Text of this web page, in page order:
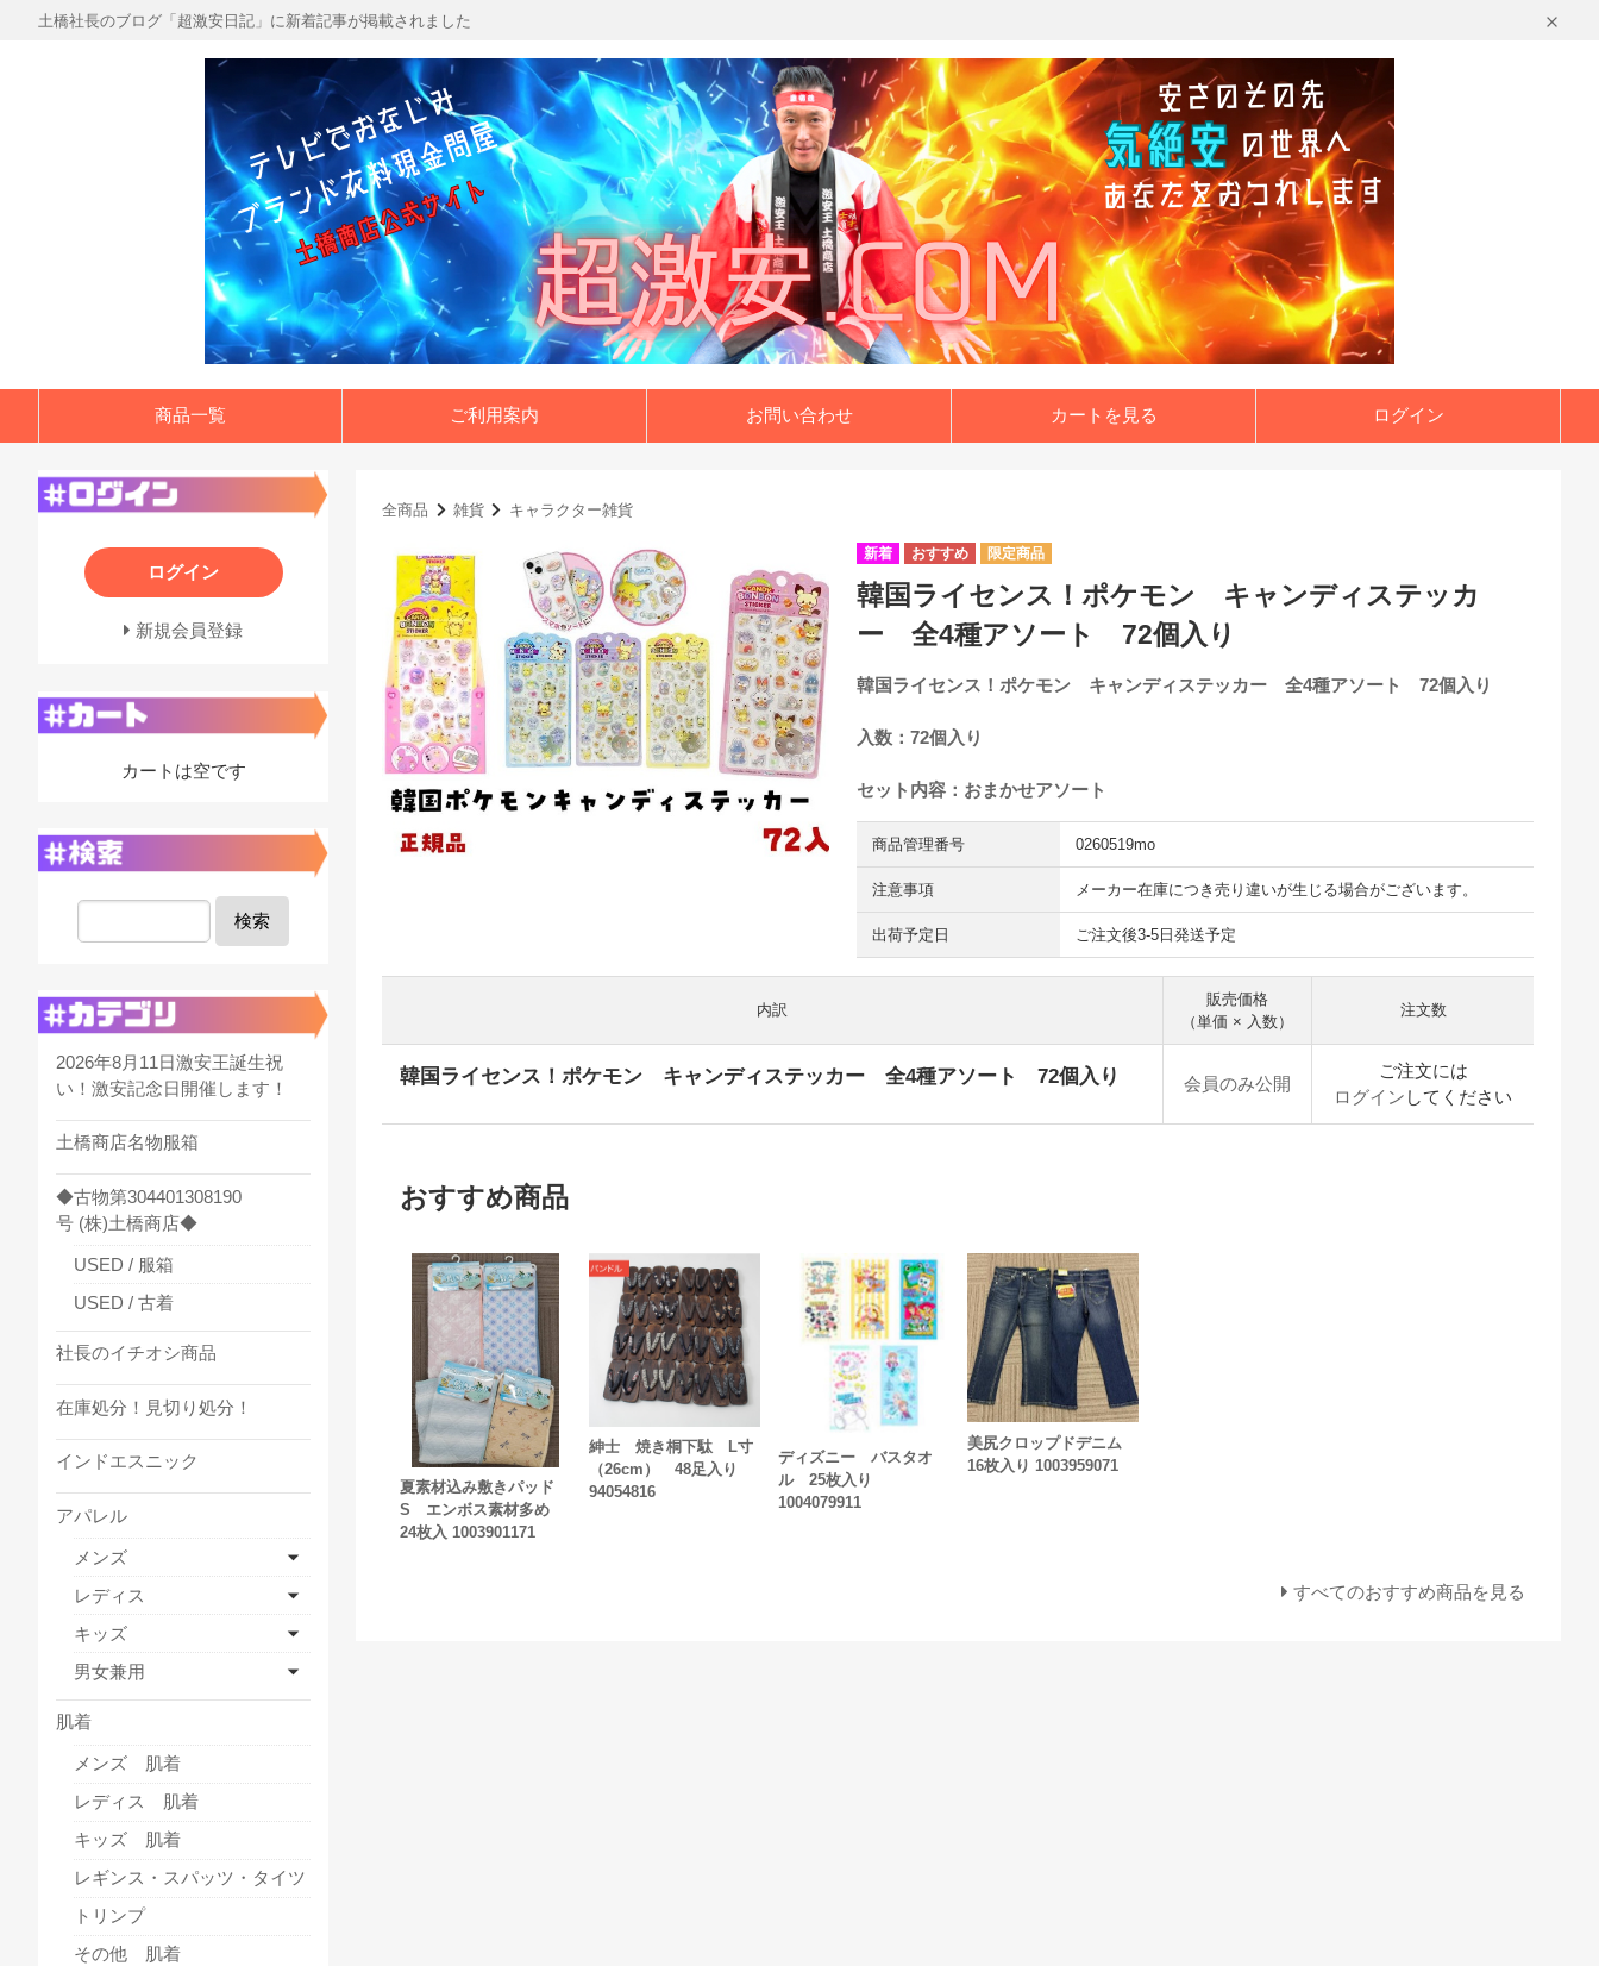
土橋社長のブログ「超激安日記」に新着記事が掲載されました
商品一覧 ご利用案内 お問い合わせ カートを見る ログイン
全商品 雑貨 キャラクター雑貨
韓国ライセンス！ポケモン キャンディステッカ
ー 全4種アソート 72個入り
韓国ライセンス！ポケモン キャンディステッカー 全4種アソート 72個入り
入数：72個入り
セット内容：おまかせアソート
商品管理番号 0260519mo
注意事項 メーカー在庫につき売り違いが生じる場合がございます。
出荷予定日 ご注文後3-5日発送予定
内訳
販売価格
（単価 × 入数）
注文数
韓国ライセンス！ポケモン キャンディステッカー 全4種アソート 72個入り 会員のみ公開
ご注文には
ログイン してください
おすすめ商品
夏素材込み敷きパッド
S エンボス素材多め
24枚入 1003901171
紳士 焼き桐下駄 L寸
（26cm） 48足入り
94054816
ディズニー バスタオ
ル 25枚入り
1004079911
美尻クロップドデニム
16枚入り 1003959071
すべてのおすすめ商品を見る
ログイン
新規会員登録
カートは空です
検索
2026年8月11日激安王誕生祝
い！激安記念日開催します！
土橋商店名物服箱
◆古物第304401308190
号 (株)土橋商店◆
USED / 服箱
USED / 古着
社長のイチオシ商品
在庫処分！見切り処分！
インドエスニック
アパレル
メンズ
レディス
キッズ
男女兼用
肌着
メンズ 肌着
レディス 肌着
キッズ 肌着
レギンス・スパッツ・タイツ
トリンプ
その他 肌着